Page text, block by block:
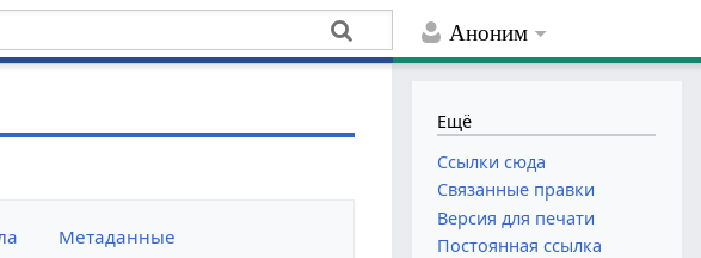
Аноним
Метаданные
Ещё
Ссылки сюда
Связанные правки
Версия для печати
Постоянная ссылка